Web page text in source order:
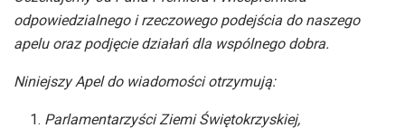
odpowiedzialnego i rzeczowego podejścia do naszego
apelu oraz podjęcie działań dla wspólnego dobra.
Niniejszy Apel do wiadomości otrzymują:
Parlamentarzyści Ziemi Świętokrzyskiej,